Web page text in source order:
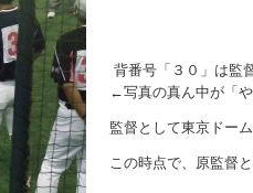
背番号「３０」は監
←写真の真ん中が「や
監督として東京ドー
この時点で、原監督